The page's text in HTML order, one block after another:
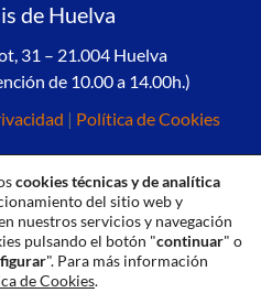
de Huelva
31 – 21.004 Huelva
de 10.00 a 14.00h.)
| Política de Cookies
cookies técnicas y de analítica
del sitio web y
nuestros servicios y navegación
pulsando el botón "continuar" o
". Para más información
de Cookies.